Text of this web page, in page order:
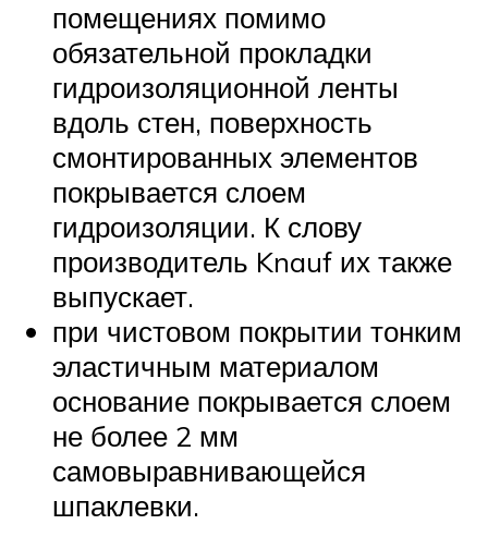
помещениях помимо
обязательной прокладки
гидроизоляционной ленты
вдоль стен, поверхность
смонтированных элементов
покрывается слоем
гидроизоляции. К слову
производитель Knauf их также
выпускает.
при чистовом покрытии тонким
эластичным материалом
основание покрывается слоем
не более 2 мм
самовыравнивающейся
шпаклевки.